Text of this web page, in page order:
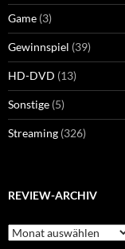
Game (3)
Gewinnspiel (39)
HD-DVD (13)
Sonstige (5)
Streaming (326)
REVIEW-ARCHIV
Review-
Archiv